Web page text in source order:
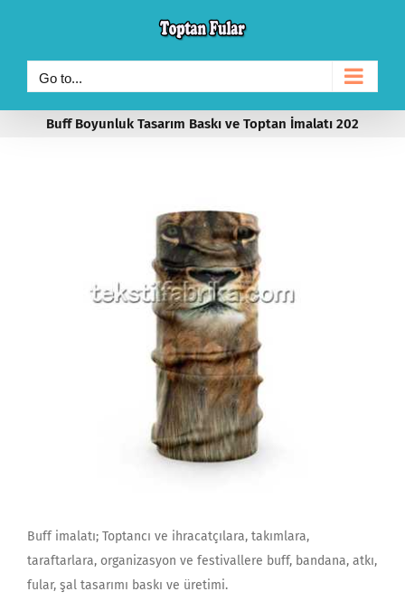
content
Go to...
Buff Boyunluk Tasarım Baskı ve Toptan İmalatı 202
Buff imalatı; Toptancı ve ihracatçılara, takımlara,
taraftarlara, organizasyon ve festivallere buff, bandana, atkı,
fular, şal tasarımı baskı ve üretimi.